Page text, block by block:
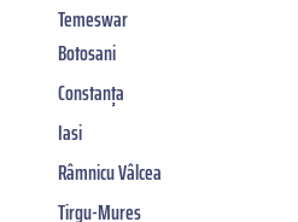
Temeswar
Botosani
Constanța
Iasi
Râmnicu Vâlcea
Tirgu-Mures